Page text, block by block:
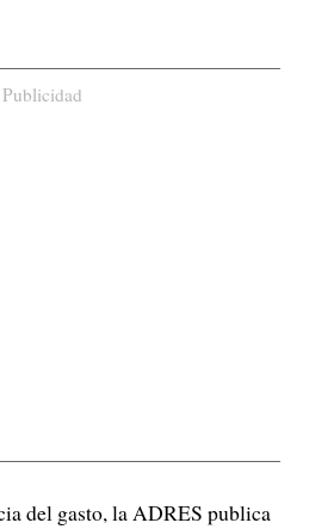
Publicidad
del gasto, la ADRES publica